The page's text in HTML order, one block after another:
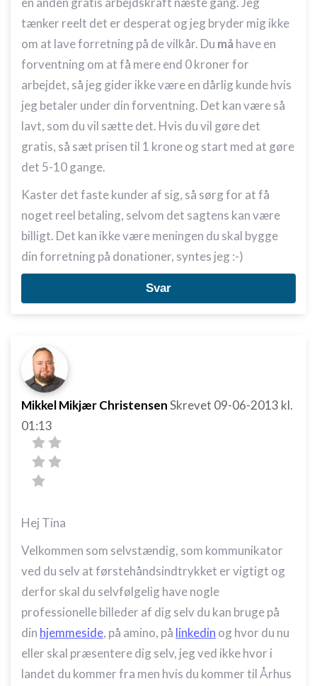
tænker reelt det er desperat og jeg bryder mig ikke
om at lave forretning på de vilkår. Du må have en
forventning om at få mere end 0 kroner for
arbejdet, så jeg gider ikke være en dårlig kunde hvis
jeg betaler under din forventning. Det kan være så
lavt, som du vil sætte det. Hvis du vil gøre det
gratis, så sæt prisen til 1 krone og start med at gøre
det 5-10 gange.
Kaster det faste kunder af sig, så sørg for at få
noget reel betaling, selvom det sagtens kan være
billigt. Det kan ikke være meningen du skal bygge
din forretning på donationer, syntes jeg :-)
Svar
Mikkel Mikjær ChristensenSkrevet 09-06-2013 kl.
01:13
Hej Tina
Velkommen som selvstændig, som kommunikator
ved du selv at førstehåndsindtrykket er vigtigt og
derfor skal du selvfølgelig have nogle
professionelle billeder af dig selv du kan bruge på
din hjemmeside, på amino, på linkedin og hvor du nu
eller skal præsentere dig selv, jeg ved ikke hvor i
landet du kommer fra men hvis du kommer til Århus